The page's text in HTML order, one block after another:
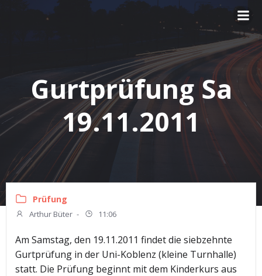
Zum
Gurtprüfung Sa
19.11.2011
Prüfung
Arthur Büter - 11:06
Am Samstag, den 19.11.2011 findet die siebzehnte
Gurtprüfung in der Uni-Koblenz (kleine Turnhalle)
statt. Die Prüfung beginnt mit dem Kinderkurs aus